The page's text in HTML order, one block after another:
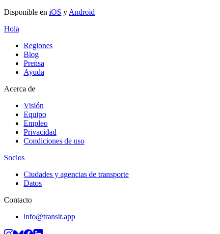
Disponible en iOS y Android
Hola
Regiones
Blog
Prensa
Ayuda
Acerca de
Visión
Equipo
Empleo
Privacidad
Condiciones de uso
Socios
Ciudades y agencias de transporte
Datos
Contacto
info@transit.app